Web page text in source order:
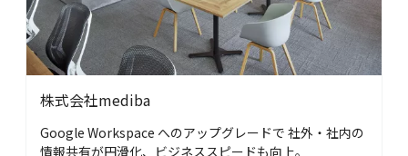
株式会社mediba
Google Workspace へのアップグレードで 社外・社内の
情報共有が円滑化、ビジネススピードも向上。